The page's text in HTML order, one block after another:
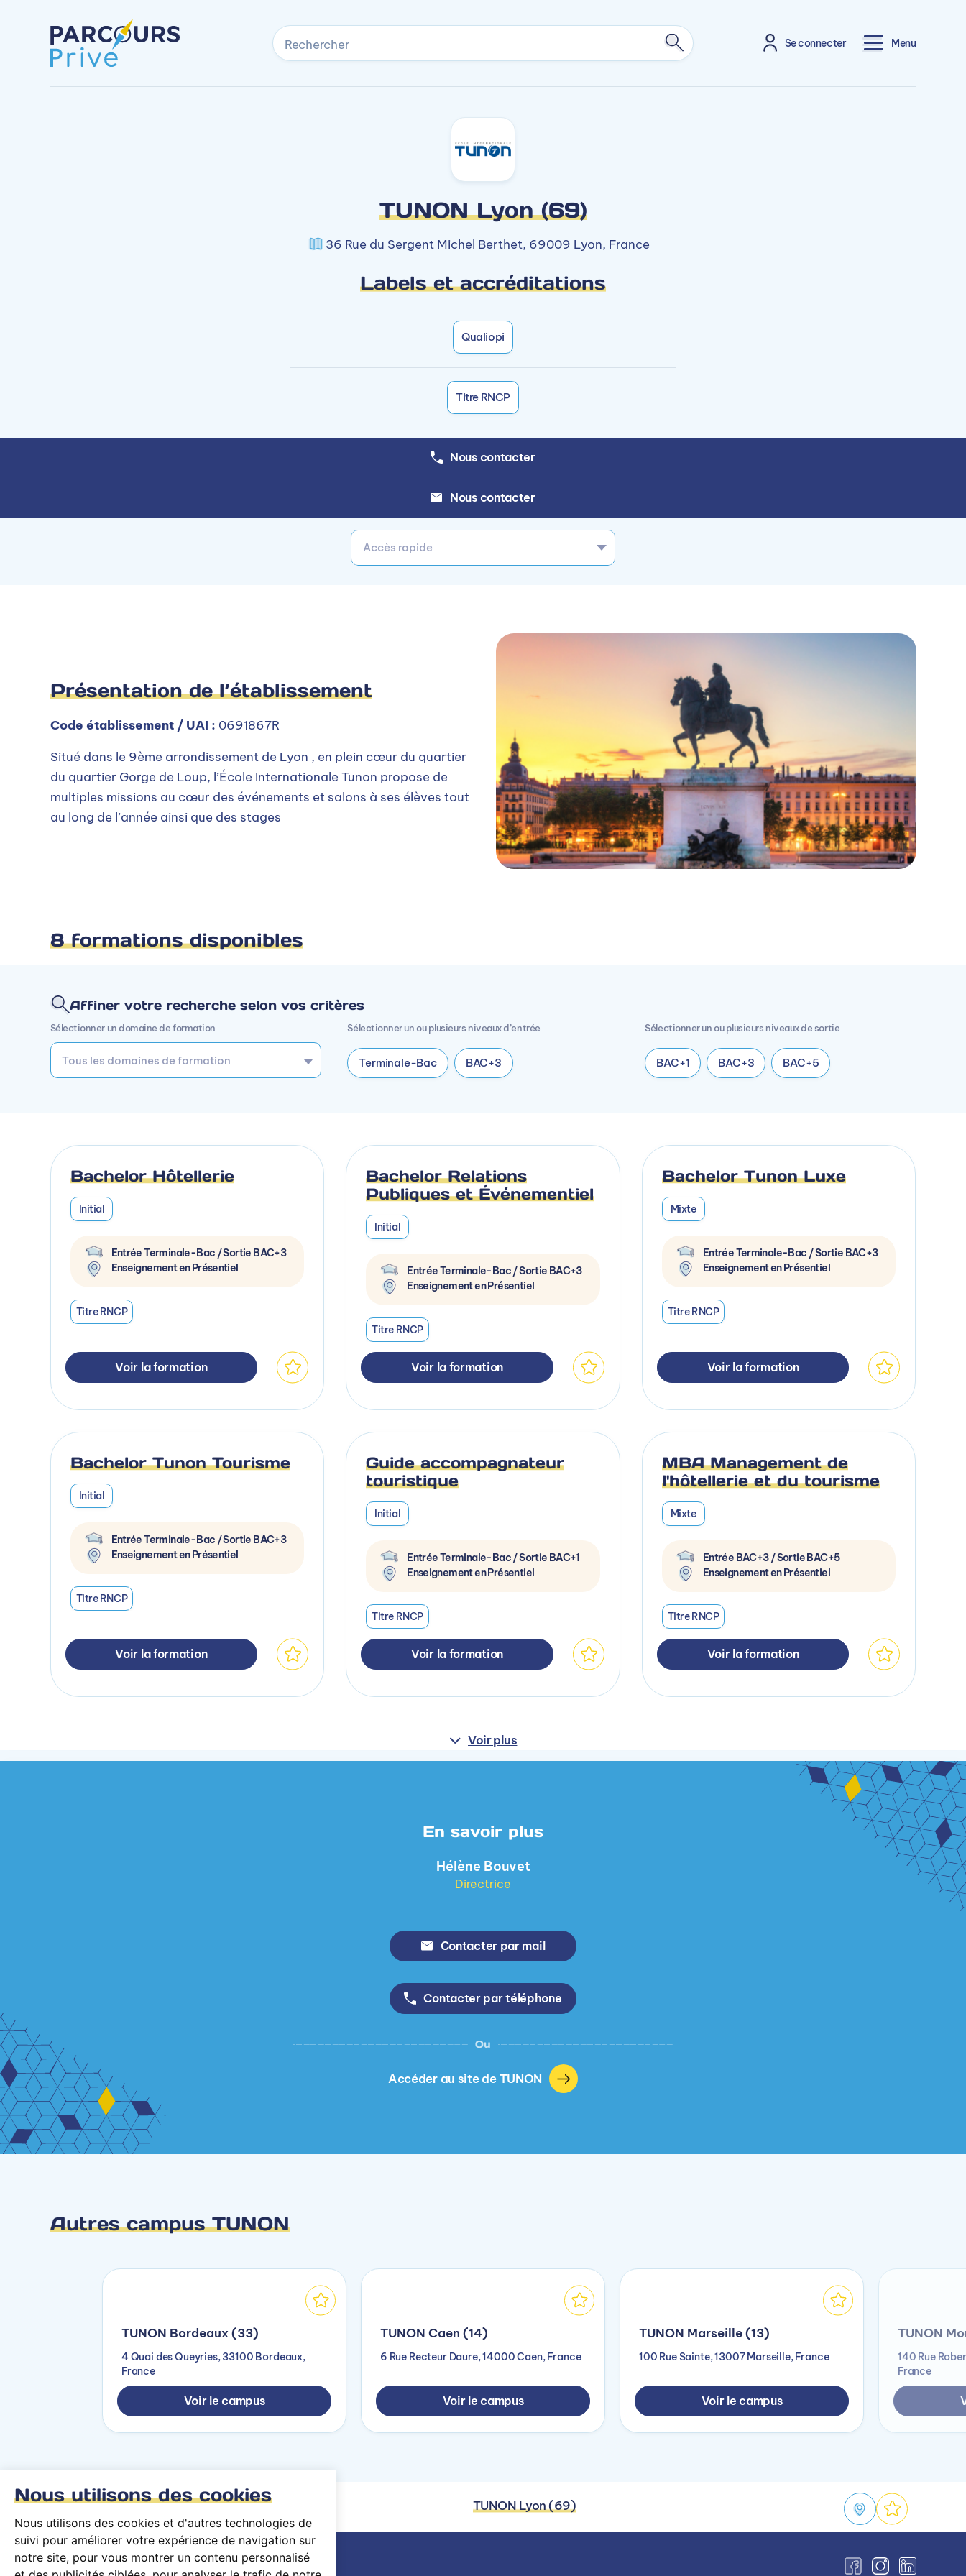
Nous utilisons des cookies
Nous utilisons des cookies et d'autres technologies de
suivi pour améliorer votre expérience de navigation sur
notre site, pour vous montrer un contenu personnalisé
Rechercher Se connecter Menu
TUNON Lyon (69)
36 Rue du Sergent Michel Berthet, 69009 Lyon, France
Labels et accréditations
Qualiopi
Titre RNCP
Nous contacter
Nous contacter
Accès rapide
Présentation de l’établissement
Code établissement / UAI : 0691867R
Situé dans le 9ème arrondissement de Lyon , en plein cœur du quartier
du quartier Gorge de Loup, l’École Internationale Tunon propose de
multiples missions au cœur des événements et salons à ses élèves tout
au long de l’année ainsi que des stages
8 formations disponibles
Affiner votre recherche selon vos critères
Sélectionner un domaine de formation Sélectionner un ou plusieurs niveaux d’entrée
Terminale-Bac BAC+3
Sélectionner un ou plusieurs niveaux de sortie
BAC+1 BAC+3 BAC+5
Bachelor Hôtellerie
Initial
Entrée Terminale-Bac / Sortie BAC+3
Enseignement en Présentiel
Titre RNCP
Voir la formation
Bachelor Relations
Publiques et Événementiel
Initial
Entrée Terminale-Bac / Sortie BAC+3
Enseignement en Présentiel
Titre RNCP
Voir la formation
Bachelor Tunon Luxe
Mixte
Entrée Terminale-Bac / Sortie BAC+3
Enseignement en Présentiel
Titre RNCP
Voir la formation
Bachelor Tunon Tourisme
Initial
Entrée Terminale-Bac / Sortie BAC+3
Enseignement en Présentiel
Titre RNCP
Voir la formation
Guide accompagnateur
touristique
Initial
Entrée Terminale-Bac / Sortie BAC+1
Enseignement en Présentiel
Titre RNCP
Voir la formation
MBA Management de
l'hôtellerie et du tourisme
Mixte
Entrée BAC+3 / Sortie BAC+5
Enseignement en Présentiel
Titre RNCP
Voir la formation
Voir plus
En savoir plus
Hélène Bouvet
Directrice
Contacter par mail
Contacter par téléphone
Ou
Accéder au site de TUNON
Autres campus TUNON
TUNON Bordeaux (33)
4 Quai des Queyries, 33100 Bordeaux,
France
Voir le campus
TUNON Caen (14)
6 Rue Recteur Daure, 14000 Caen, France
Voir le campus
TUNON Marseille (13)
100 Rue Sainte, 13007 Marseille, France
Voir le campus
TUNON
140 Rue
France
TUNON Lyon (69)